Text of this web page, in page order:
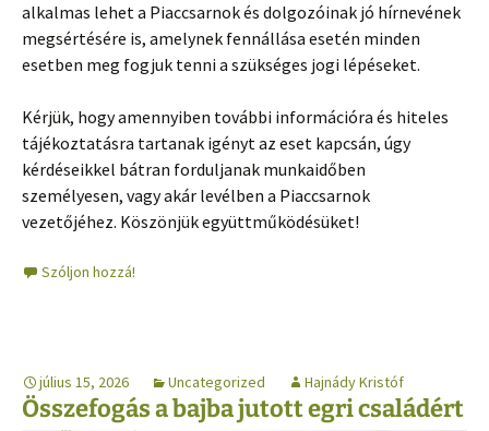
alkalmas lehet a Piaccsarnok és dolgozóinak jó hírnevének
megsértésére is, amelynek fennállása esetén minden
esetben meg fogjuk tenni a szükséges jogi lépéseket.
Kérjük, hogy amennyiben további információra és hiteles
tájékoztatásra tartanak igényt az eset kapcsán, úgy
kérdéseikkel bátran forduljanak munkaidőben
személyesen, vagy akár levélben a Piaccsarnok
vezetőjéhez. Köszönjük együttműködésüket!
Szóljon hozzá!
Összefogás a bajba jutott egri családért
július 15, 2026 Uncategorized Hajnády Kristóf